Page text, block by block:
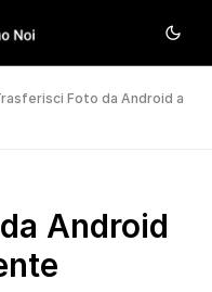
Foto da Android a
Android